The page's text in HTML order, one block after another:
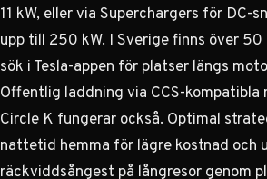
11 kW, eller via Superchargers för DC-
upp till 250 kW. I Sverige finns över
sök i Tesla-appen för platser längs
Offentlig laddning via CCS-kompatibla
Circle K fungerar också. Optimal
nattetid hemma för lägre kostnad och
räckviddsångest på långresor genom